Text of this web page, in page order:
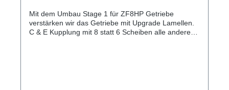
Mit dem Umbau Stage 1 für ZF8HP Getriebe
verstärken wir das Getriebe mit Upgrade Lamellen.
C & E Kupplung mit 8 statt 6 Scheiben alle anderen